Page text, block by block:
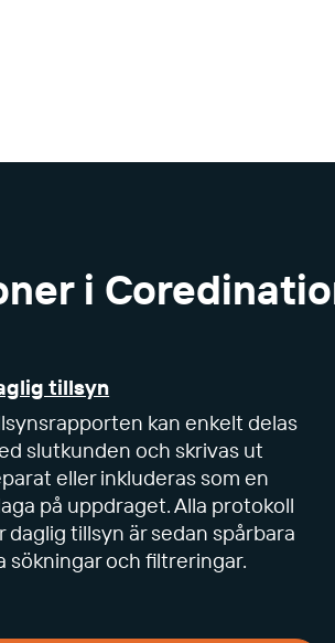
i
tillsyn
kan enkelt delas
slutkunden och skrivas ut
eller inkluderas som en
på uppdraget. Alla protokoll
daglig tillsyn är sedan spårbara
sökningar och filtreringar.